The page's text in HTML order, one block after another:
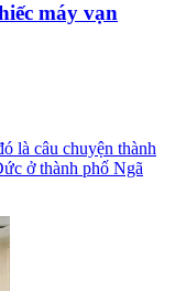
máy vạn
là câu chuyện thành
ở thành phố Ngã